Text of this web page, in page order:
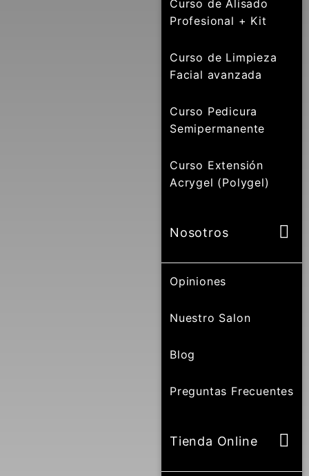
Curso de Alisado
Profesional + Kit
Curso de Limpieza
Facial avanzada
Curso Pedicura
Semipermanente
Curso Extensión
Acrygel (Polygel)
Nosotros
Opiniones
Nuestro Salon
Blog
Preguntas Frecuentes
Tienda Online